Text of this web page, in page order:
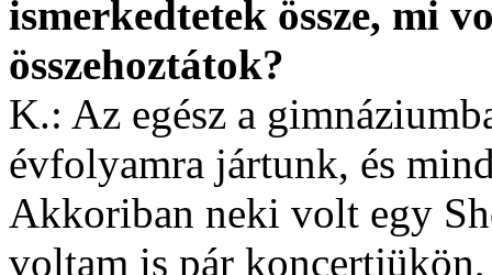
ismerkedtetek össze, mi
összehoztátok?
K.: Az egész a
évfolyamra jártunk, és
Akkoriban neki volt egy
voltam is pár